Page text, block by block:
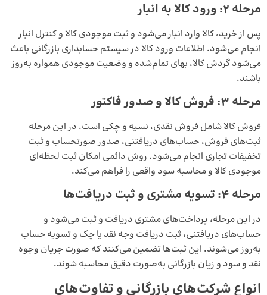
مرحله 2: ورود کالا به انبار
پس از خرید، کالا وارد انبار می‌شود و ثبت موجودی کالا و کنترل انبار
انجام می‌شود. اطلاعات ورود کالا در سیستم حسابداری بازرگانی باعث
می‌شود گردش کالا، بهای تمام‌شده و وضعیت موجودی همواره به‌روز
باشند.
مرحله 3: فروش کالا و صدور فاکتور
فروش کالا شامل فروش نقدی، نسیه و چکی است. در این مرحله
ثبت‌های فروش، حساب‌های دریافتنی، صدور صورتحساب و ثبت
تخفیفات تجاری انجام می‌شود. روش دائمی امکان ثبت لحظه‌ای
موجودی کالا و محاسبه سود واقعی را فراهم می‌کند.
مرحله 4: تسویه مشتری و ثبت دریافت‌ها
در این مرحله، پرداخت‌های مشتری دریافت و ثبت می‌شود و
حساب‌های دریافتنی، ثبت دریافت وجه نقد یا چک و تسویه حساب
به‌روز می‌شوند. این ثبت‌ها تضمین می‌کنند که صورت جریان وجوه
نقد و سود و زیان بازرگانی به‌صورت دقیق محاسبه شوند.
انواع شرکت‌های بازرگانی و تفاوت‌های